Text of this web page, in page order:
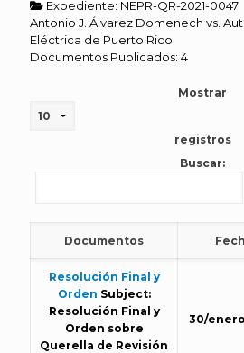
Expediente: NEPR-QR-2021-0047
Antonio J. Álvarez Domenech vs.
Eléctrica de Puerto Rico
Documentos Publicados: 4
Mostrar
registros
Buscar:
Documentos
Resolución Final y
Orden Subject:
Resolución Final y
Orden sobre
Querella de Revisión
30/